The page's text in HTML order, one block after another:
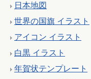
日本地図
世界の国旗 イラスト
アイコン イラスト
白黒 イラスト
年賀状テンプレート